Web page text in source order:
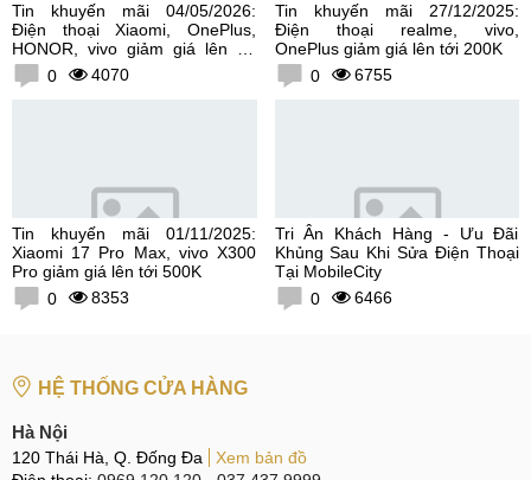
Tin khuyến mãi 04/05/2026:
Điện thoại Xiaomi, OnePlus,
HONOR, vivo giảm giá lên tới
300K0 4070
Tin khuyến mãi 27/12/2025:
Điện thoại realme, vivo,
OnePlus giảm giá lên tới 200K
0
6755
Tin khuyến mãi 01/11/2025:
Xiaomi 17 Pro Max, vivo X300
Pro giảm giá lên tới 500K
0
8353
Tri Ân Khách Hàng - Ưu Đãi
Khủng Sau Khi Sửa Điện Thoại
Tại MobileCity
0
6466
HỆ THỐNG CỬA HÀNG
Hà Nội
120 Thái Hà, Q. Đống Đa
Xem bản đồ